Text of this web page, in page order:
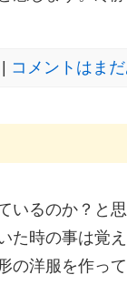
コメントはま
いるのか？と
た時の事は覚
の洋服を作っ